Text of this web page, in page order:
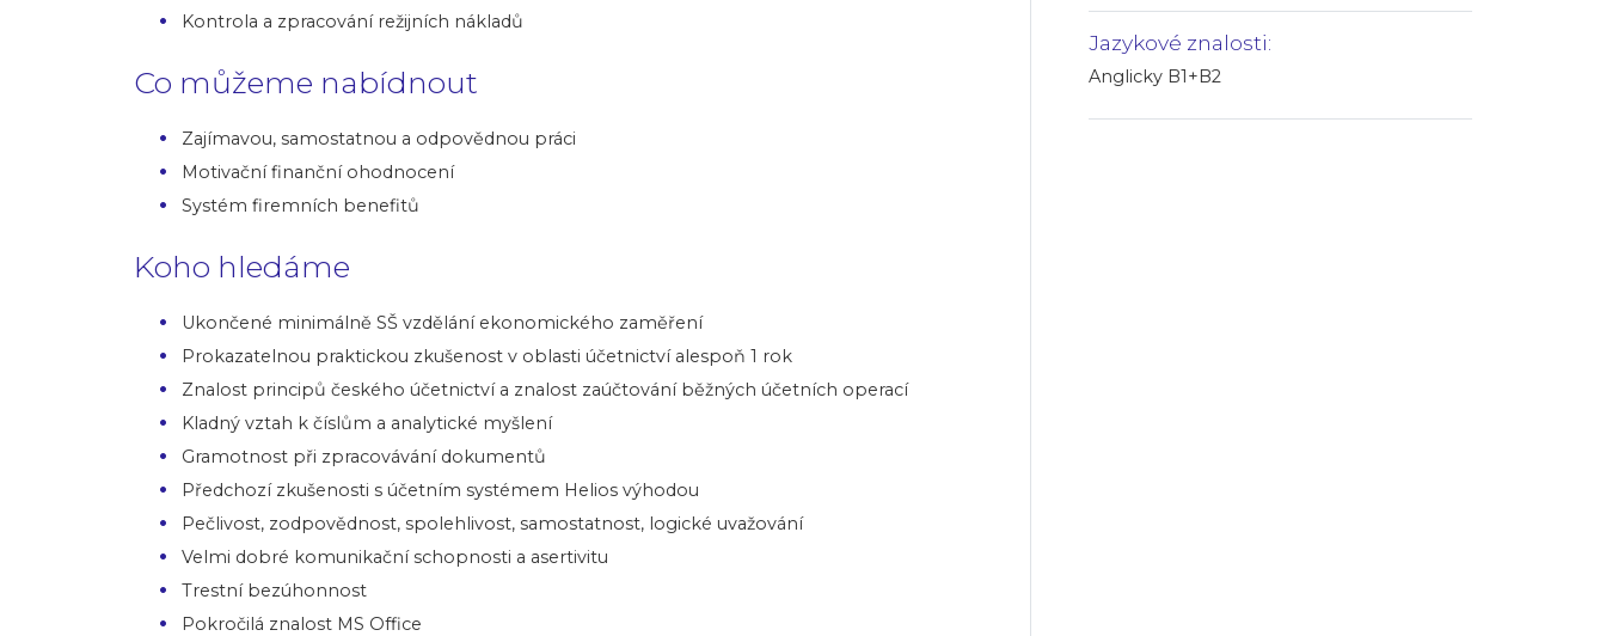
Jazykové znalosti:
Anglicky B1+B2
Kontrola a zpracování režijních nákladů
Co můžeme nabídnout
Zajímavou, samostatnou a odpovědnou práci
Motivační finanční ohodnocení
Systém firemních benefitů
Koho hledáme
Ukončené minimálně SŠ vzdělání ekonomického zaměření
Prokazatelnou praktickou zkušenost v oblasti účetnictví alespoň 1 rok
Znalost principů českého účetnictví a znalost zaúčtování běžných účetních operací
Kladný vztah k číslům a analytické myšlení
Gramotnost při zpracovávání dokumentů
Předchozí zkušenosti s účetním systémem Helios výhodou
Pečlivost, zodpovědnost, spolehlivost, samostatnost, logické uvažování
Velmi dobré komunikační schopnosti a asertivitu
Trestní bezúhonnost
Pokročilá znalost MS Office